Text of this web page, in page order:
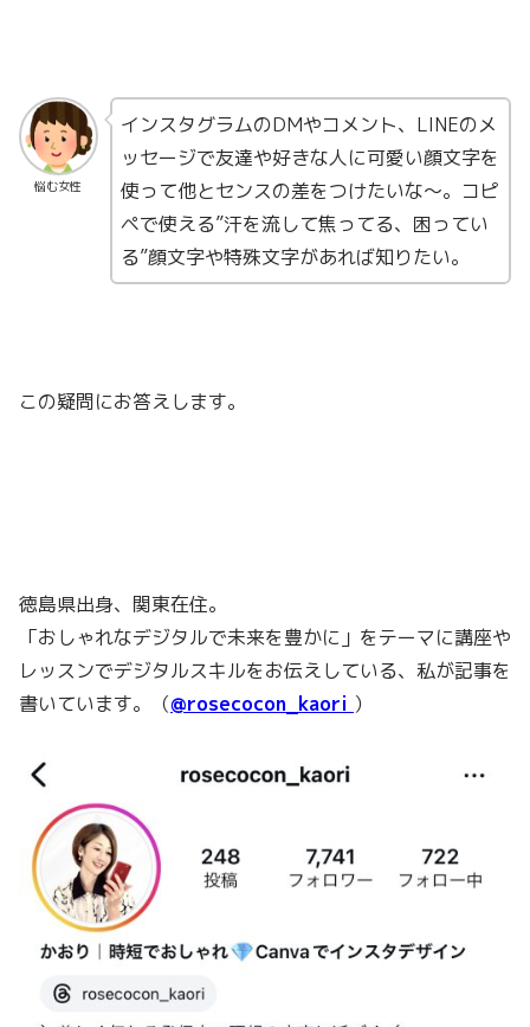
悩む女性
インスタグラムのDMやコメント、LINEのメ
ッセージで友達や好きな人に可愛い顔文字を
使って他とセンスの差をつけたいな〜。コピ
ペで使える”汗を流して焦ってる、困ってい
る”顔文字や特殊文字があれば知りたい。
この疑問にお答えします。
徳島県出身、関東在住。
「おしゃれなデジタルで未来を豊かに」をテーマに講座や
レッスンでデジタルスキルをお伝えしている、私が記事を
書いています。（@rosecocon_kaori ）